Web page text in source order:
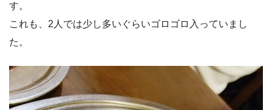
す。
これも、2人では少し多いぐらいゴロゴロ入っていまし
た。